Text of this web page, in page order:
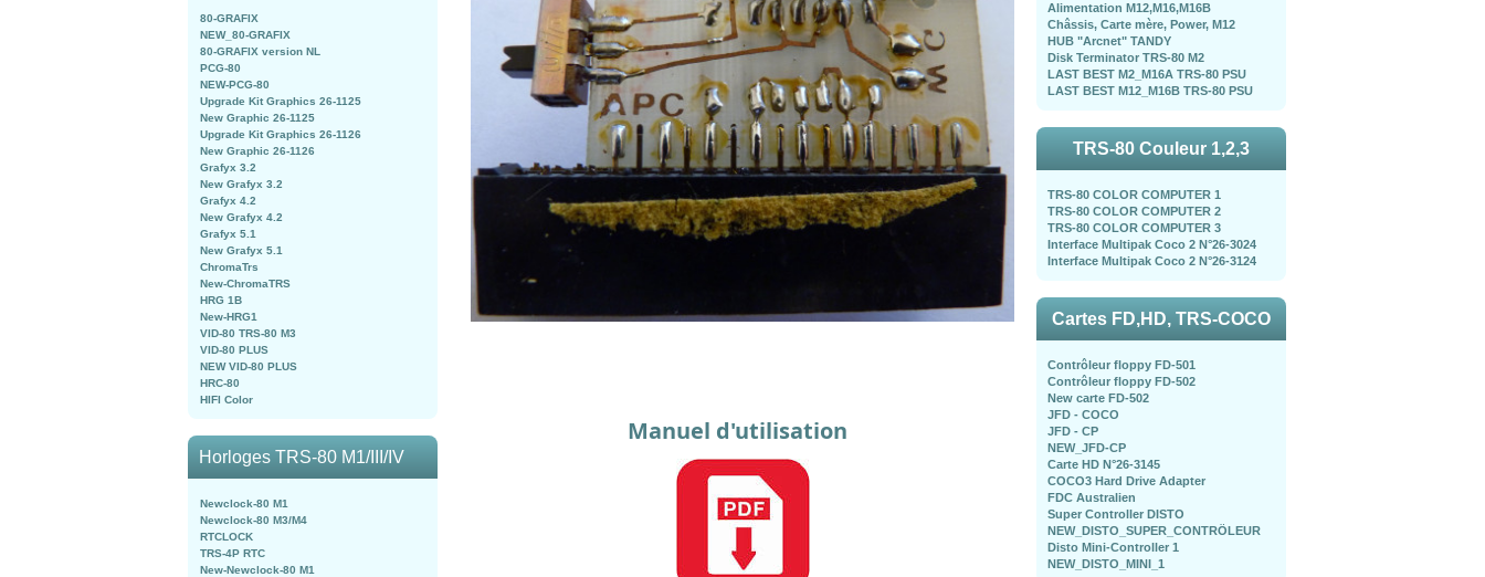
80-GRAFIX
NEW_80-GRAFIX
80-GRAFIX version NL
PCG-80
NEW-PCG-80
Upgrade Kit Graphics 26-1125
New Graphic 26-1125
Upgrade Kit Graphics 26-1126
New Graphic 26-1126
Grafyx 3.2
New Grafyx 3.2
Grafyx 4.2
New Grafyx 4.2
Grafyx 5.1
New Grafyx 5.1
ChromaTrs
New-ChromaTRS
HRG 1B
New-HRG1
VID-80 TRS-80 M3
VID-80 PLUS
NEW VID-80 PLUS
HRC-80
HIFI Color
Horloges TRS-80 M1/III/IV
Newclock-80 M1
Newclock-80 M3/M4
RTCLOCK
TRS-4P RTC
New-Newclock-80 M1
Manuel d'utilisation
Alimentation M12,M16,M16B
Châssis, Carte mère, Power, M12
HUB "Arcnet" TANDY
Disk Terminator TRS-80 M2
LAST BEST M2_M16A TRS-80 PSU
LAST BEST M12_M16B TRS-80 PSU
TRS-80 Couleur 1,2,3
TRS-80 COLOR COMPUTER 1
TRS-80 COLOR COMPUTER 2
TRS-80 COLOR COMPUTER 3
Interface Multipak Coco 2 N°26-3024
Interface Multipak Coco 2 N°26-3124
Cartes FD,HD, TRS-COCO
Contrôleur floppy FD-501
Contrôleur floppy FD-502
New carte FD-502
JFD - COCO
JFD - CP
NEW_JFD-CP
Carte HD N°26-3145
COCO3 Hard Drive Adapter
FDC Australien
Super Controller DISTO
NEW_DISTO_SUPER_CONTRÖLEUR
Disto Mini-Controller 1
NEW_DISTO_MINI_1